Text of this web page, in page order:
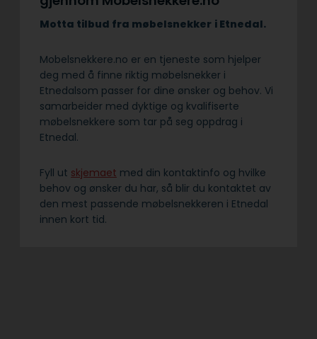
Motta tilbud fra møbelsnekker i Etnedal.
Mobelsnekkere.no er en tjeneste som hjelper
deg med å finne riktig møbelsnekker i
Etnedalsom passer for dine ønsker og behov. Vi
samarbeider med dyktige og kvalifiserte
møbelsnekkere som tar på seg oppdrag i
Etnedal.
Fyll ut skjemaet med din kontaktinfo og hvilke
behov og ønsker du har, så blir du kontaktet av
den mest passende møbelsnekkeren i Etnedal
innen kort tid.